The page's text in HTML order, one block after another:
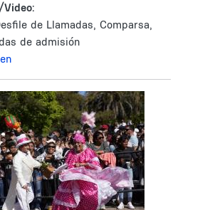
de Llamadas, Comparsa,
de admisión